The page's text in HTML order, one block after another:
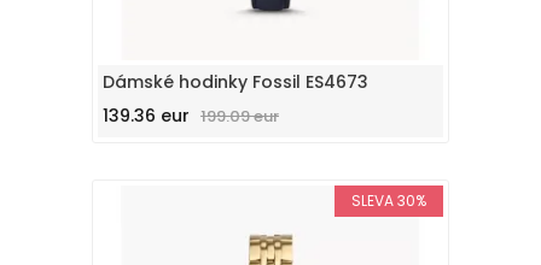
Dámské hodinky Fossil ES4673
139.36 eur 199.09 eur
SLEVA 30%